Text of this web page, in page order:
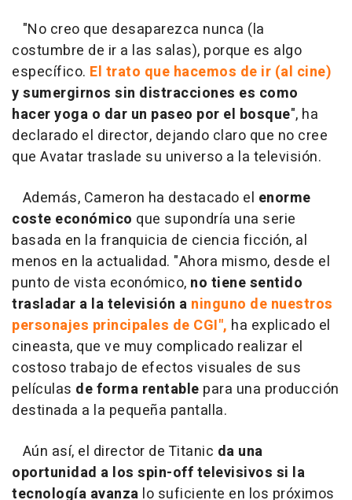
"No creo que desaparezca nunca (la
costumbre de ir a las salas), porque es algo
específico. El trato que hacemos de ir (al cine)
y sumergirnos sin distracciones es como
hacer yoga o dar un paseo por el bosque", ha
declarado el director, dejando claro que no cree
que Avatar traslade su universo a la televisión.
Además, Cameron ha destacado el enorme
coste económico que supondría una serie
basada en la franquicia de ciencia ficción, al
menos en la actualidad. "Ahora mismo, desde el
punto de vista económico, no tiene sentido
trasladar a la televisión a ninguno de nuestros
personajes principales de CGI", ha explicado el
cineasta, que ve muy complicado realizar el
costoso trabajo de efectos visuales de sus
películas de forma rentable para una producción
destinada a la pequeña pantalla.
Aún así, el director de Titanic da una
oportunidad a los spin-off televisivos si la
tecnología avanza lo suficiente en los próximos